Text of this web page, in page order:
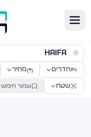
דירות למכירה
חדרים מחיר
שטח שמור חיפוש